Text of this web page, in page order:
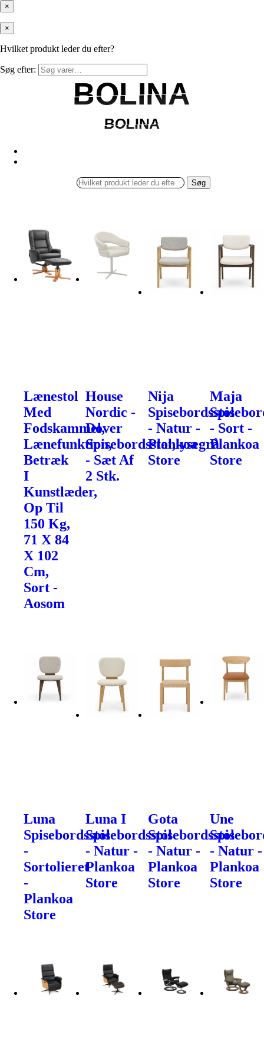
×
×
Hvilket produkt leder du efter?
Søg efter:
BOLINA
BOLINA
BOLINA
BOLINA
Søg
Lænestol
Med
Fodskammel,
Lænefunktion,
Betræk
I
Kunstlæder,
Op Til
150 Kg,
71 X 84
X 102
Cm,
Sort -
Aosom
House
Nordic -
Dover
Spisebordsstol,lysegrå
- Sæt Af
2 Stk.
Nija
Spisebordsstol
- Natur -
Plankoa
Store
Maja
- Sort -
Plankoa
Store
Luna
Spisebordsstol
-
Sortolieret
-
Plankoa
Store
Luna I
Spisebordsstol
- Natur -
Plankoa
Store
Gota
Spisebordsstol
- Natur -
Plankoa
Store
Une
- Natur -
Plankoa
Store